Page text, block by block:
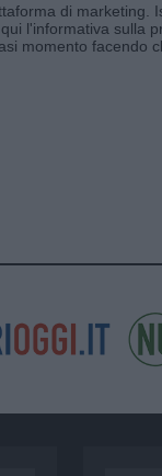
di marketing.
l'informativa sulla
momento facendo